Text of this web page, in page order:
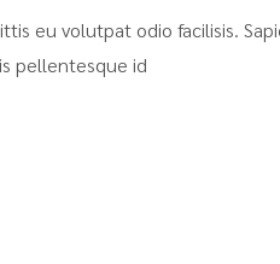
eu volutpat odio facilisis.
pellentesque id